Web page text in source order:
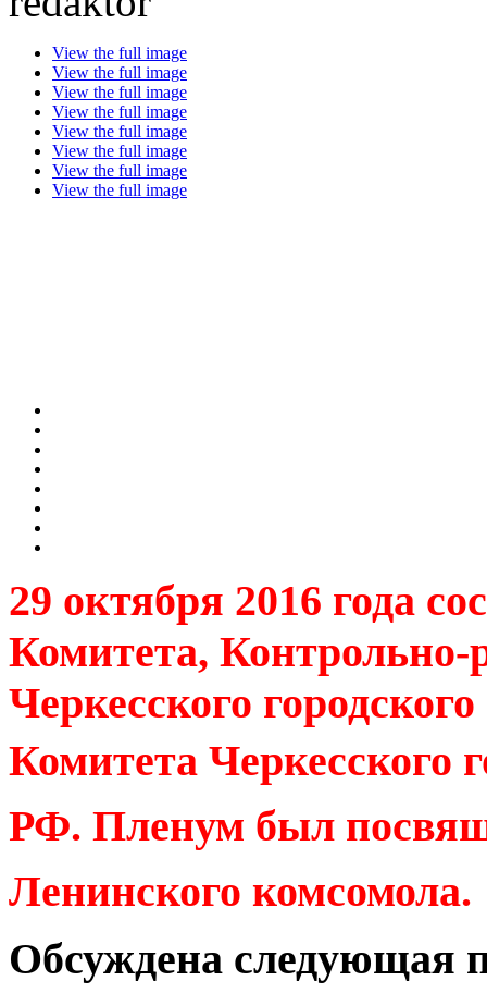
View the full image
View the full image
View the full image
View the full image
View the full image
View the full image
View the full image
View the full image
29 октября 2016 года
Комитета, Контрольно-
Черкесского
Комитета Черкесского
РФ. Пленум был
Ленинского комсомола.
Обсуждена следующая